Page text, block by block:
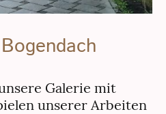
Galerie mit
unserer Arbeiten